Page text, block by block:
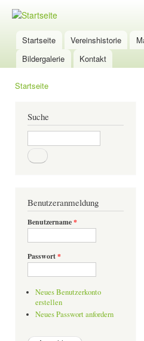
Wölfersheim
Tischtennis
Hauptmenü
Startseite Vereinshistorie
Bildergalerie
Kontakt
Startseite
Suche
Benutzeranmeldung
Benutzername*
Passwort*
Neues Benutzerkonto
erstellen
Neues Passwort anfordern